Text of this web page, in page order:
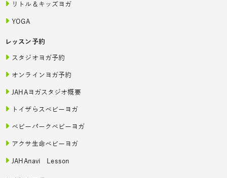
リトル＆キッズヨガ
YOGA
レッスン予約
スタジオヨガ予約
オンラインヨガ予約
JAHAヨガスタジオ概要
トイザらスベビーヨガ
ベビーパークベビーヨガ
アクサ生命ベビーヨガ
JAHAnavi Lesson